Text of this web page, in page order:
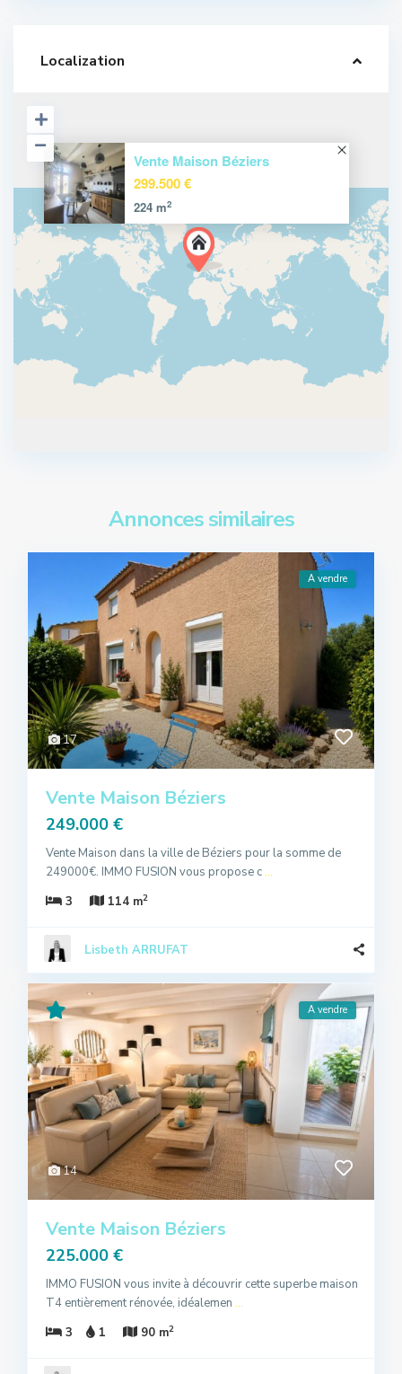
Localization
Vente Maison Béziers
299.500 €
224 m2
Annonces similaires
17
A vendre
Vente Maison Béziers
249.000 €
Vente Maison dans la ville de Béziers pour la somme de
249000€. IMMO FUSION vous propose c ...
3
114 m2
Lisbeth ARRUFAT
14
A vendre
Vente Maison Béziers
225.000 €
IMMO FUSION vous invite à découvrir cette superbe maison
T4 entièrement rénovée, idéalemen ...
3
1 90 m2